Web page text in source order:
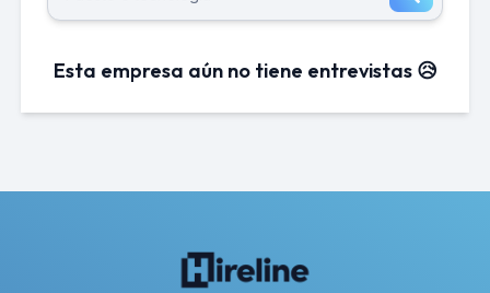
Esta empresa aún no tiene entrevistas 😥